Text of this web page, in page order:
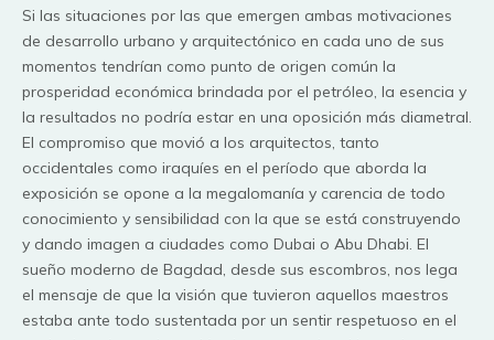
Si las situaciones por las que emergen ambas motivaciones
de desarrollo urbano y arquitectónico en cada uno de sus
momentos tendrían como punto de origen común la
prosperidad económica brindada por el petróleo, la esencia y
la resultados no podría estar en una oposición más diametral.
El compromiso que movió a los arquitectos, tanto
occidentales como iraquíes en el período que aborda la
exposición se opone a la megalomanía y carencia de todo
conocimiento y sensibilidad con la que se está construyendo
y dando imagen a ciudades como Dubai o Abu Dhabi. El
sueño moderno de Bagdad, desde sus escombros, nos lega
el mensaje de que la visión que tuvieron aquellos maestros
estaba ante todo sustentada por un sentir respetuoso en el